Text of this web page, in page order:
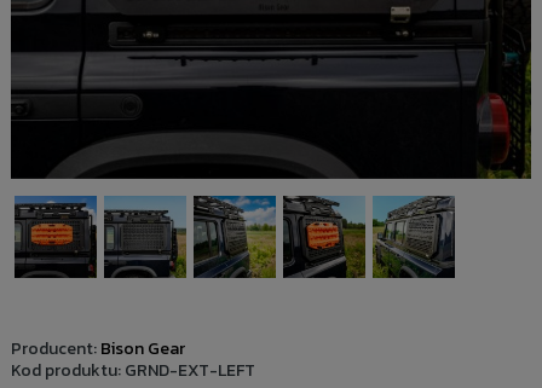
Producent:Bison Gear
Kod produktu:GRND-EXT-LEFT